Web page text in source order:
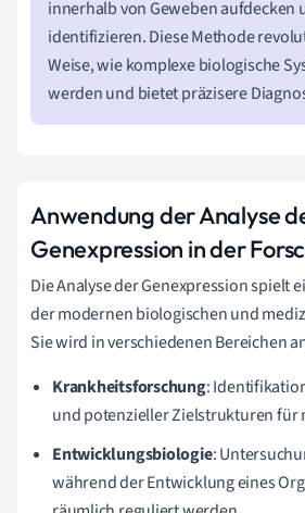
innerhalb von Geweben aufdecken
identifizieren. Diese Methode
Weise, wie komplexe biologische
werden und bietet präzisere
Anwendung der Analyse
Genexpression in der
Die Analyse der Genexpression spielt
der modernen biologischen und
Sie wird in verschiedenen Bereichen
Krankheitsforschung:
und potenzieller Zielstrukturen für
Entwicklungsbiologie:
während der Entwicklung eines